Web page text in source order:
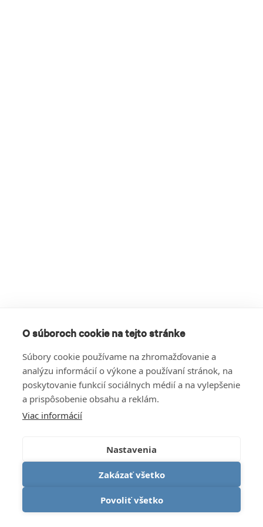
O súboroch cookie na tejto stránke
Súbory cookie používame na zhromažďovanie a
analýzu informácií o výkone a používaní stránok, na
poskytovanie funkcií sociálnych médií a na vylepšenie
a prispôsobenie obsahu a reklám.
Viac informácií
Nastavenia
Zakázať všetko
Povoliť všetko